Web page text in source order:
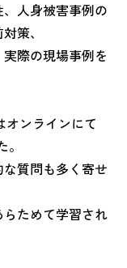
人身被害事例の
策、
際の現場事例を
オンラインにて
質問も多く寄せ
ためて学習され